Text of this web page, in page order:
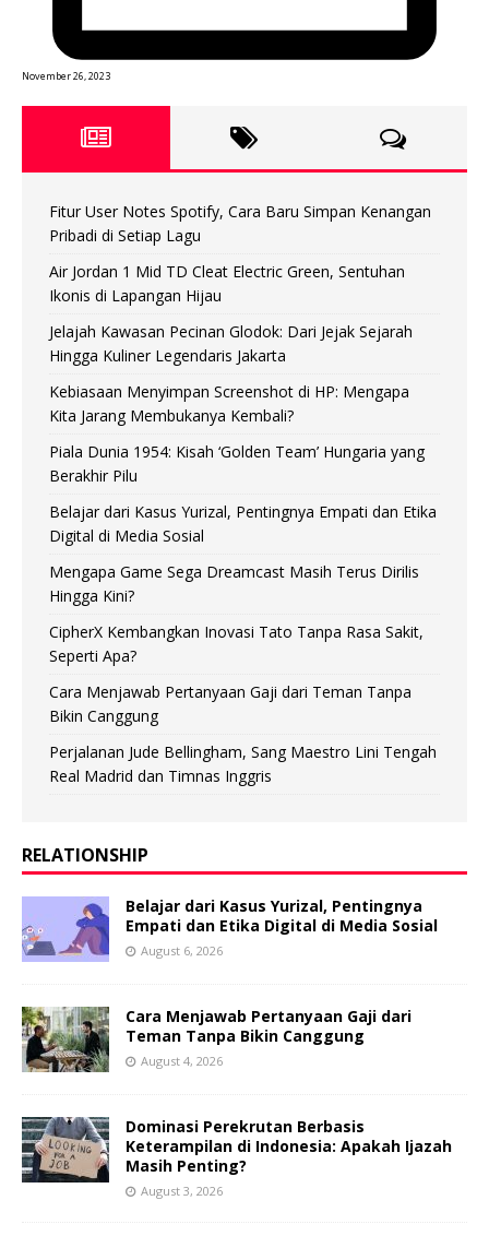
November 26, 2023
Fitur User Notes Spotify, Cara Baru Simpan Kenangan
Pribadi di Setiap Lagu
Air Jordan 1 Mid TD Cleat Electric Green, Sentuhan
Ikonis di Lapangan Hijau
Jelajah Kawasan Pecinan Glodok: Dari Jejak Sejarah
Hingga Kuliner Legendaris Jakarta
Kebiasaan Menyimpan Screenshot di HP: Mengapa
Kita Jarang Membukanya Kembali?
Piala Dunia 1954: Kisah ‘Golden Team’ Hungaria yang
Berakhir Pilu
Belajar dari Kasus Yurizal, Pentingnya Empati dan Etika
Digital di Media Sosial
Mengapa Game Sega Dreamcast Masih Terus Dirilis
Hingga Kini?
CipherX Kembangkan Inovasi Tato Tanpa Rasa Sakit,
Seperti Apa?
Cara Menjawab Pertanyaan Gaji dari Teman Tanpa
Bikin Canggung
Perjalanan Jude Bellingham, Sang Maestro Lini Tengah
Real Madrid dan Timnas Inggris
RELATIONSHIP
Belajar dari Kasus Yurizal, Pentingnya
Empati dan Etika Digital di Media Sosial
August 6, 2026
Cara Menjawab Pertanyaan Gaji dari
Teman Tanpa Bikin Canggung
August 4, 2026
Dominasi Perekrutan Berbasis
Keterampilan di Indonesia: Apakah Ijazah
Masih Penting?
August 3, 2026